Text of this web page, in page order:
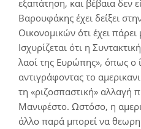
εξαπάτηση, και βέβαια δεν
Βαρουφάκης έχει δείξει
Οικονομικών ότι έχει
Ισχυρίζεται ότι η
λαοί της Ευρώπης», όπως ο
αντιγράφοντας το
τη «ριζοσπαστική» αλλαγή
Μανιφέστο. Ωστόσο, η
άλλο παρά μπορεί να